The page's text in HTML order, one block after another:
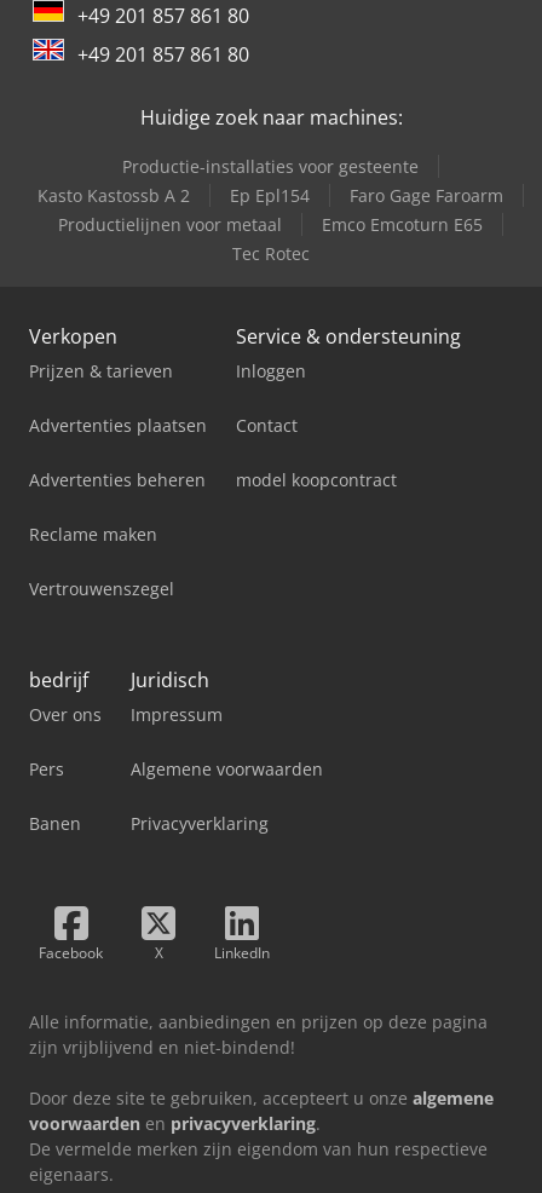
Same Galaxy 170
Same Mercury 85
Same Titan 145
Same Titan 165
+49 201 857 861 80
+49 201 857 861 80
Huidige zoek naar machines:
Productie-installaties voor gesteente
Kasto Kastossb A 2
Ep Epl154
Faro Gage Faroarm
Productielijnen voor metaal
Emco Emcoturn E65
Tec Rotec
Verkopen
Prijzen & tarieven
Advertenties plaatsen
Advertenties beheren
Reclame maken
Vertrouwenszegel
Service & ondersteuning
Inloggen
Contact
model koopcontract
bedrijf
Over ons
Pers
Banen
Juridisch
Impressum
Algemene voorwaarden
Privacyverklaring
Facebook X LinkedIn
Alle informatie, aanbiedingen en prijzen op deze pagina
zijn vrijblijvend en niet-bindend!
Door deze site te gebruiken, accepteert u onze algemene
voorwaarden en privacyverklaring.
De vermelde merken zijn eigendom van hun respectieve
eigenaars.